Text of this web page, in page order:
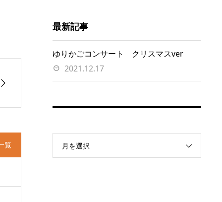
覧
最新記事
ゆりかごコンサート クリスマスver
2021.12.17
月を選択